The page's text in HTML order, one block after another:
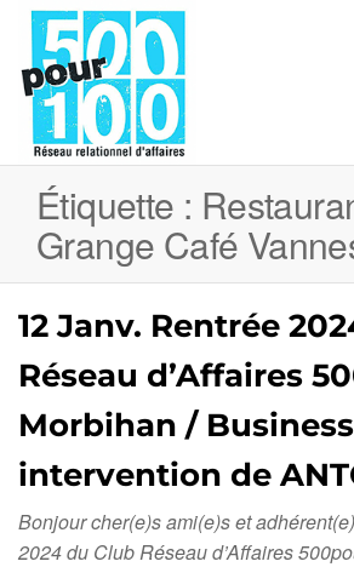
Étiquette :
Grange Café
12 Janv. Rentrée
Réseau d’Affaires
Morbihan /
intervention de
Bonjour cher(e)s ami(e)s et
2024 du Club Réseau d’Affaires